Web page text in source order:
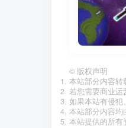
© 版权声明
本站部分内容转
若您需要商业运
如果本站有侵犯
本站部分内容均
本站提供的所有